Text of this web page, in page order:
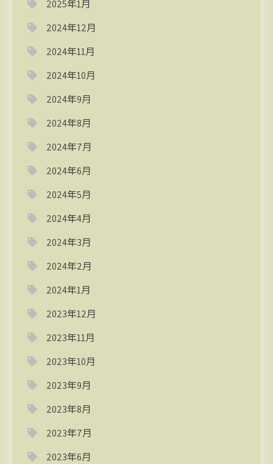
2025年1月
2024年12月
2024年11月
2024年10月
2024年9月
2024年8月
2024年7月
2024年6月
2024年5月
2024年4月
2024年3月
2024年2月
2024年1月
2023年12月
2023年11月
2023年10月
2023年9月
2023年8月
2023年7月
2023年6月